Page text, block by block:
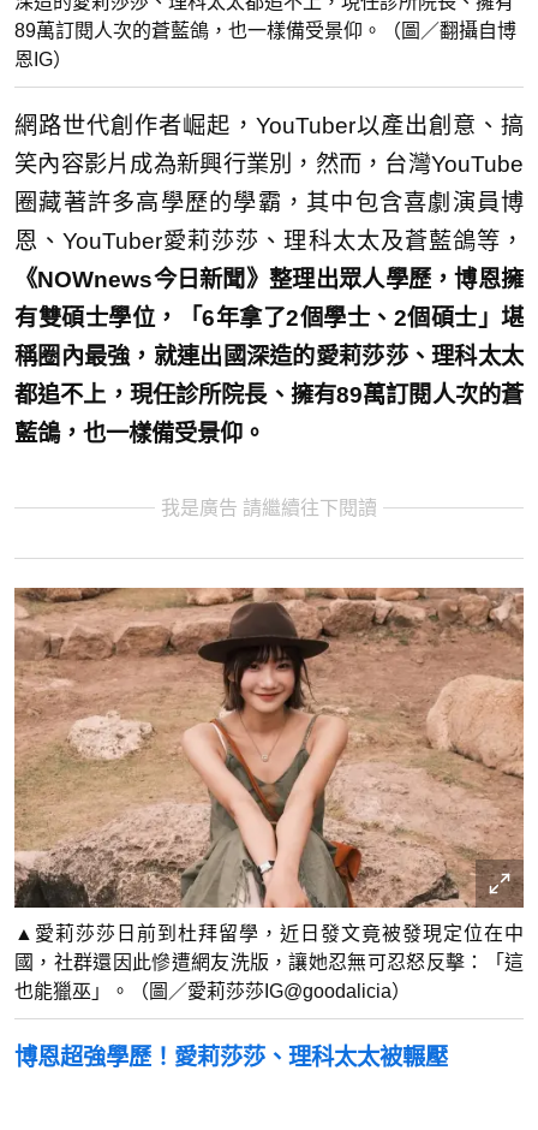
89萬訂閱人次的蒼藍鴿，也一樣備受景仰。（圖／翻攝自博
恩IG）
網路世代創作者崛起，YouTuber以產出創意、搞
笑內容影片成為新興行業別，然而，台灣YouTube
圈藏著許多高學歷的學霸，其中包含喜劇演員博
恩、YouTuber愛莉莎莎、理科太太及蒼藍鴿等，
《NOWnews今日新聞》整理出眾人學歷，博恩擁
有雙碩士學位，「6年拿了2個學士、2個碩士」堪
稱圈內最強，就連出國深造的愛莉莎莎、理科太太
都追不上，現任診所院長、擁有89萬訂閱人次的蒼
藍鴿，也一樣備受景仰。
我是廣告 請繼續往下閱讀
▲愛莉莎莎日前到杜拜留學，近日發文竟被發現定位在中
國，社群還因此慘遭網友洗版，讓她忍無可忍怒反擊：「這
也能獵巫」。（圖／愛莉莎莎IG@goodalicia）
博恩超強學歷！愛莉莎莎、理科太太被輾壓